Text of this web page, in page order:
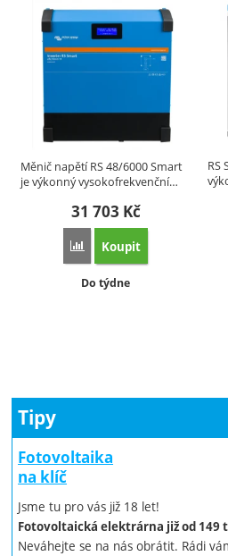
Měnič napětí RS 48/6000 Smart
je výkonný vysokofrekvenční…
31 703 Kč
Přidat 'Měnič napětí
Koupit
Dostupnost:
Do týdne
RS
Tipy
Fotovoltaika
na klíč
Jsme tu pro vás již 18 let!
Fotovoltaická elektrárna již od 149
Neváhejte se na nás obrátit. Rádi